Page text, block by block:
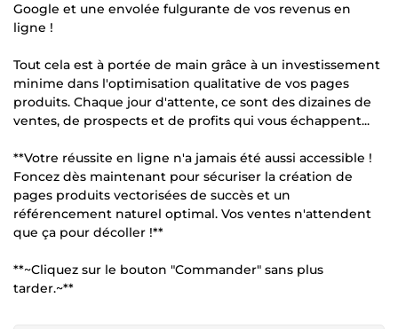
Google et une envolée fulgurante de vos revenus en
ligne !
Tout cela est à portée de main grâce à un investissement
minime dans l'optimisation qualitative de vos pages
produits. Chaque jour d'attente, ce sont des dizaines de
ventes, de prospects et de profits qui vous échappent...
**Votre réussite en ligne n'a jamais été aussi accessible !
Foncez dès maintenant pour sécuriser la création de
pages produits vectorisées de succès et un
référencement naturel optimal. Vos ventes n'attendent
que ça pour décoller !**
**~Cliquez sur le bouton "Commander" sans plus
tarder.~**